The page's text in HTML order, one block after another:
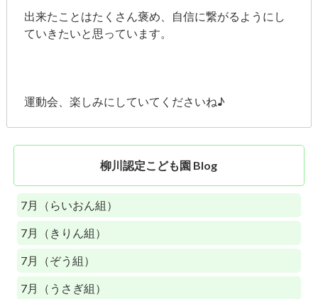
出来たことはたくさん褒め、自信に繋がるようにし
ていきたいと思っています。
運動会、楽しみにしていてくださいね♪
柳川認定こども園 Blog
7月（らいおん組）
7月（きりん組）
7月（ぞう組）
7月（うさぎ組）